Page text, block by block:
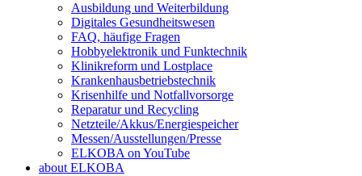
Ausbildung und Weiterbildung
Digitales Gesundheitswesen
FAQ, häufige Fragen
Hobbyelektronik und Funktechnik
Klinikreform und Lostplace
Krankenhausbetriebstechnik
Krisenhilfe und Notfallvorsorge
Reparatur und Recycling
Netzteile/Akkus/Energiespeicher
Messen/Ausstellungen/Presse
ELKOBA on YouTube
about ELKOBA